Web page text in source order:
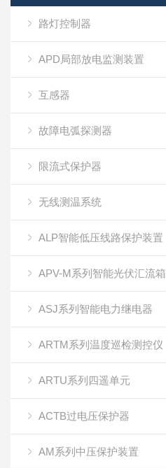
路灯控制器
APD局部放电监测装置
互感器
故障电弧探测器
限流式保护器
无线测温系统
ALP智能低压线路保护装置
APV-M系列智能光伏汇流箱
ASJ系列智能电力继电器
ARTM系列温度巡检测控仪
ARTU系列四遥单元
ACTB过电压保护器
AM系列中压保护装置